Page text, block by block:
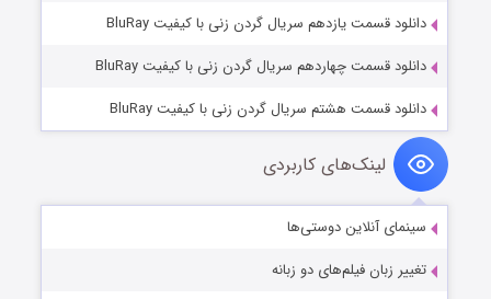
دانلود قسمت یازدهم سریال گردن زنی با کیفیت BluRay
دانلود قسمت چهاردهم سریال گردن زنی با کیفیت BluRay
دانلود قسمت هشتم سریال گردن زنی با کیفیت BluRay
لینک‌های کاربردی
سینمای آنلاین دوستی‌ها
تغییر زبان فیلم‌های دو زبانه